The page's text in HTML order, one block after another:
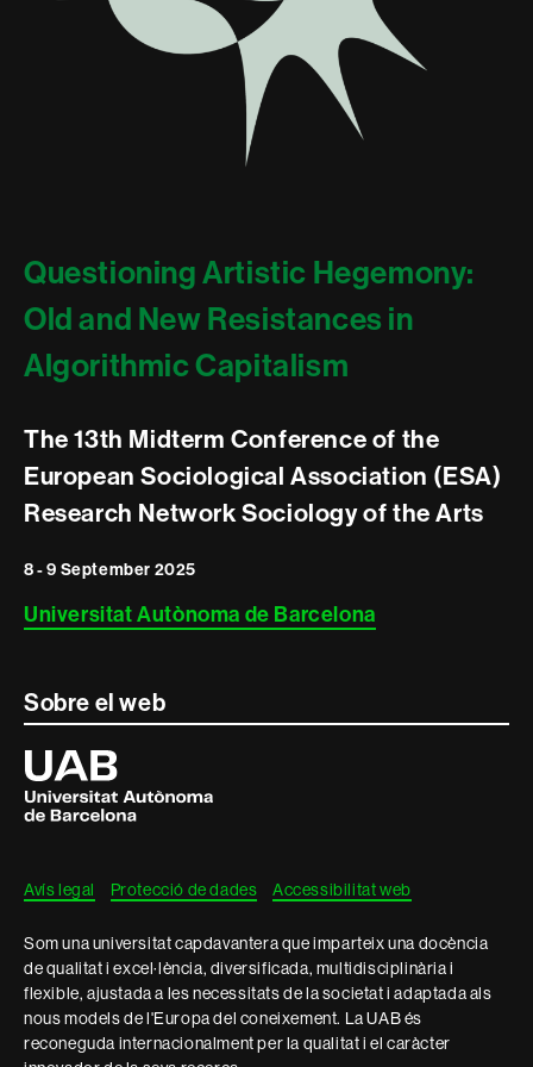
Questioning Artistic Hegemony:
Old and New Resistances in
Algorithmic Capitalism
The 13th Midterm Conference of the
European Sociological Association (ESA)
Research Network Sociology of the Arts
8 - 9 September 2025
Universitat Autònoma de Barcelona
Sobre el web
Universitat
Autònoma
de
Barcelona
Avís legal Protecció de dades Accessibilitat web
Som una universitat capdavantera que imparteix una docència
de qualitat i excel·lència, diversificada, multidisciplinària i
flexible, ajustada a les necessitats de la societat i adaptada als
nous models de l'Europa del coneixement. La UAB és
reconeguda internacionalment per la qualitat i el caràcter